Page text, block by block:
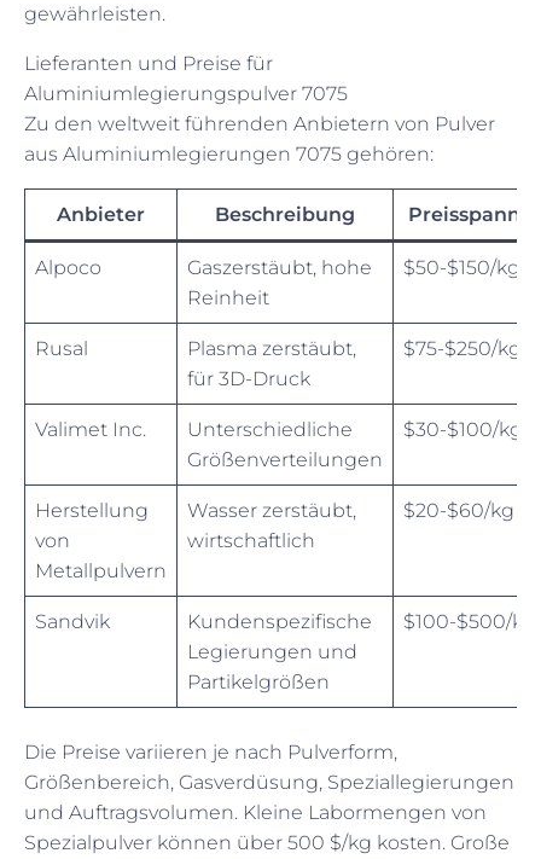
gewährleisten.
Lieferanten und Preise für
Aluminiumlegierungspulver 7075
Zu den weltweit führenden Anbietern von Pulver
aus Aluminiumlegierungen 7075 gehören:
Anbieter Beschreibung Preisspanne
Alpoco
Gaszerstäubt, hohe
Reinheit
$50-$150/kg
Rusal
Plasma zerstäubt,
für 3D-Druck
$75-$250/kg
Valimet Inc.
Unterschiedliche
Größenverteilungen
$30-$100/kg
Herstellung
von
Metallpulvern
Wasser zerstäubt,
wirtschaftlich
$20-$60/kg
Sandvik
Kundenspezifische
Legierungen und
Partikelgrößen
$100-$500/kg
Die Preise variieren je nach Pulverform,
Größenbereich, Gasverdüsung, Speziallegierungen
und Auftragsvolumen. Kleine Labormengen von
Spezialpulver können über 500 $/kg kosten. Große